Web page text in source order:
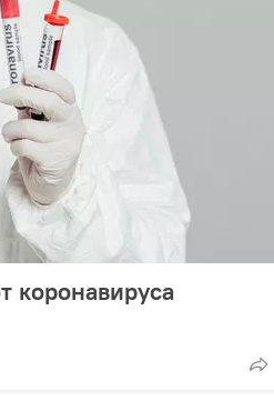
коронавируса